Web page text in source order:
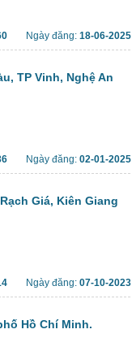
Ngày đăng: 18-06-2025
TP Vinh, Nghệ An
Ngày đăng: 02-01-2025
Giá, Kiên Giang
Ngày đăng: 07-10-2023
Hồ Chí Minh.